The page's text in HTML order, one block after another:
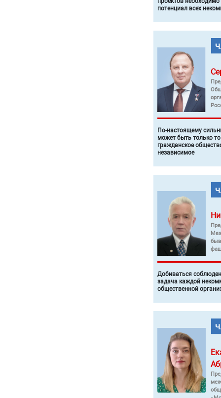
потенциал всех
По-настоящему
может быть только
гражданское
независимое
Добиваться
задача каждой
общественной